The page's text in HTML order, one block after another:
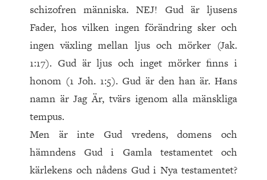
schizo­fren människa. NEJ! Gud är ljusens
Fader, hos vilken ingen förändring sker och
ingen växling mellan ljus och mörker (Jak.
1:17). Gud är ljus och inget mörker finns i
honom (1 Joh. 1:5). Gud är den han är. Hans
namn är Jag Är, tvärs igenom alla mänskliga
tempus.
Men är inte Gud vredens, domens och
hämndens Gud i Gamla testamentet och
kärlekens och nådens Gud i Nya testamentet?